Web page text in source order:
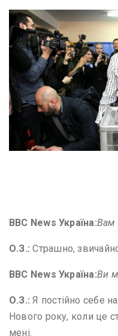
BBC NewsУкраїна:Вам
О.З.: Страшно,
BBC NewsУкраїна:Ви
О.З.: Я постійно себе
Нового року, коли це
мені.